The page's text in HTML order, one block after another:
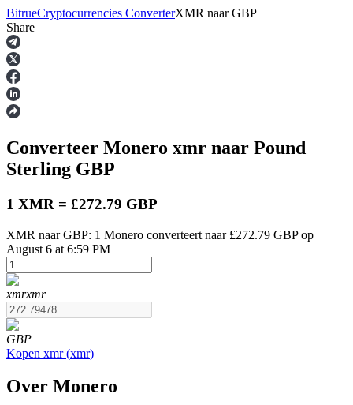
Termijncontracten
USDT-futures
BitrueCryptocurrencies ConverterXMR naar GBP
Share
Converteer Monero xmr naar Pound
Sterling GBP
1 XMR = £272.79 GBP
XMR naar GBP: 1 Monero converteert naar £272.79 GBP op
August 6 at 6:59 PM
xmrxmr
GBP
Kopen xmr(xmr)
Over Monero